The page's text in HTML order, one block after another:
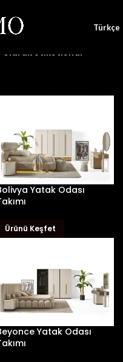
Türkçe
olarak etiketlendi
Yatak Odası
Ürünü Keşfet
Yatak Odası